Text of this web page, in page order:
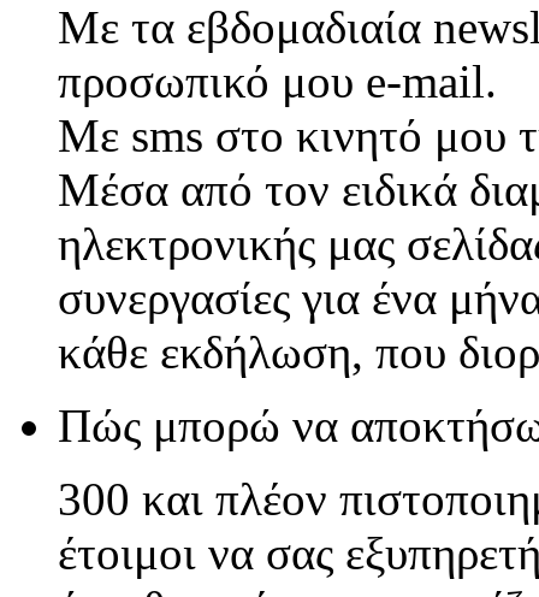
Με τα εβδομαδιαία
προσωπικό μου e-mail.
Με sms στο κινητό μου
Μέσα από τον ειδικά
ηλεκτρονικής μας
συνεργασίες για ένα
κάθε εκδήλωση, που
Πώς μπορώ να
300 και πλέον
έτοιμοι να σας